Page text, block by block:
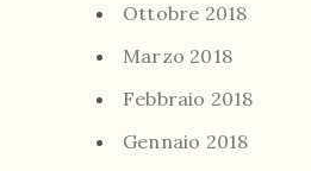
Ottobre 2018
Marzo 2018
Febbraio 2018
Gennaio 2018